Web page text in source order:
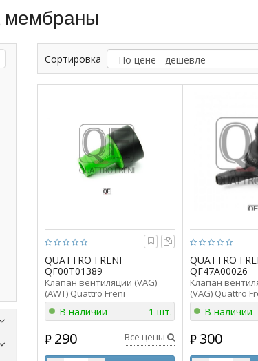
мембраны
Сортировка
QUATTRO FRENI
QF00T01389
Клапан вентиляции (VAG)
(AWT) Quattro Freni
QF00T01389 аналог
035103245G
В наличии 1 шт.
₽ 290 Все цены
QUATTRO
QF47A00026
Клапан
(VAG) Quattro
QF47A00026
030103175B/
В наличии
₽ 300